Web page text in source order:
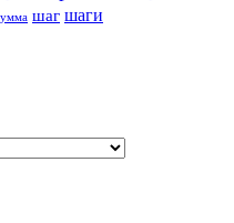
шаг шаги